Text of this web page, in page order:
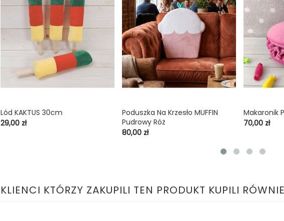
Lód KAKTUS 30cm
Cena
29,00 zł
shopping_cart
Poduszka Na Krzesło MUFFIN
Pudrowy Róż
Cena
80,00 zł
shopping_cart 
Makaronik
Cena
70,00 zł
shopping_cart
KLIENCI KTÓRZY ZAKUPILI TEN PRODUKT KUPILI